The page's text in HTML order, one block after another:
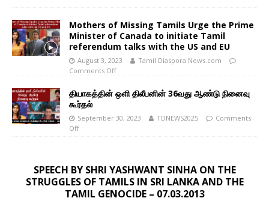
Mothers of Missing Tamils Urge the Prime
Minister of Canada to initiate Tamil
referendum talks with the US and EU
August 3, 2023
Tamil Diaspora News.com
Comments Off
தியாகத்தின் ஒளி திலீபனின் 36வது ஆண்டு நினைவு
கூர்தல்
September 30, 2023 TDNEWS2025
Comments
Off
SPEECH BY SHRI YASHWANT SINHA ON THE
STRUGGLES OF TAMILS IN SRI LANKA AND THE
TAMIL GENOCIDE – 07.03.2013